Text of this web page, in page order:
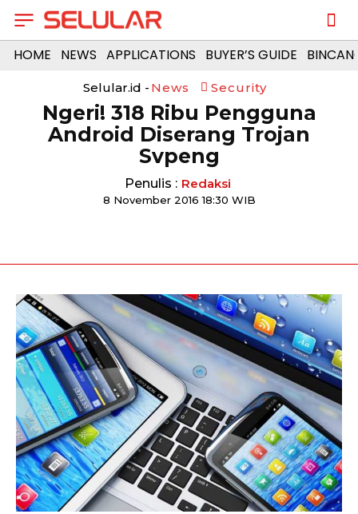
HOME NEWS APPLICATIONS BUYER’S GUIDE
Selular.id - News Security
Ngeri! 318 Ribu Pengguna
Android Diserang Trojan
Svpeng
Penulis : Redaksi
8 November 2016 18:30 WIB